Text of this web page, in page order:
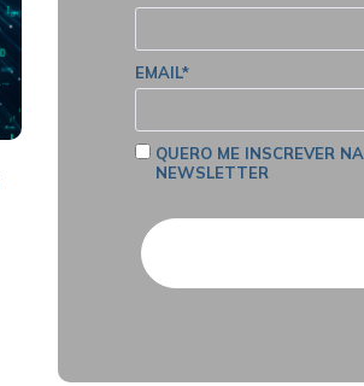
EMAIL*
QUERO ME INSCREVER NA
NEWSLETTER